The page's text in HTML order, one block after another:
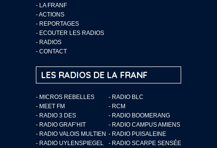
- LA FRANF
-ACTIONS
- REPORTAGES
- ECOUTER LES RADIOS
- RADIOS
- CONTACT
LES RADIOS DE LA FRANF
- MICROS REBELLES
- RADIO BLC
- MEET FM
- RCM
- RADIO 3 DES
- RADIO BOOMERANG
- RADIO GRAF’HIT
- RADIO CAMPUS AMIENS
- RADIO VALOIS MULTIEN - RADIO PUISALEINE
- RADIO UYLENSPIEGEL
- RADIO SCARPE SENSÉE